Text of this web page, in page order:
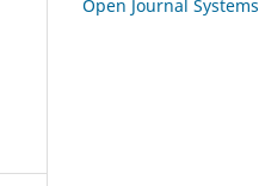
Open Journal Systems